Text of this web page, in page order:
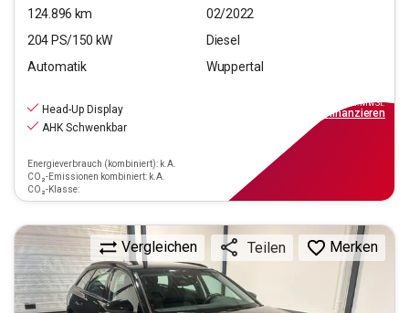
124.896 km
02/2022
204 PS/150 kW
Diesel
Automatik
Wuppertal
Head-Up Display
AHK Schwenkbar
Energieverbrauch (kombiniert): k.A.
CO₂-Emissionen kombiniert: k.A.
CO₂-Klasse:
inkl.MwSt.
finanzieren
Vergleichen Teilen Merken